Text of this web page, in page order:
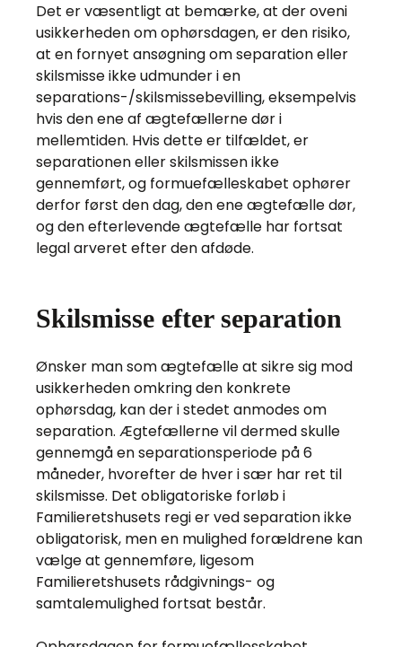
Det er væsentligt at bemærke, at der oveni
usikkerheden om ophørsdagen, er den risiko,
at en fornyet ansøgning om separation eller
skilsmisse ikke udmunder i en
separations-/skilsmissebevilling, eksempelvis
hvis den ene af ægtefællerne dør i
mellemtiden. Hvis dette er tilfældet, er
separationen eller skilsmissen ikke
gennemført, og formuefælleskabet ophører
derfor først den dag, den ene ægtefælle dør,
og den efterlevende ægtefælle har fortsat
legal arveret efter den afdøde.
Skilsmisse efter separation
Ønsker man som ægtefælle at sikre sig mod
usikkerheden omkring den konkrete
ophørsdag, kan der i stedet anmodes om
separation. Ægtefællerne vil dermed skulle
gennemgå en separationsperiode på 6
måneder, hvorefter de hver i sær har ret til
skilsmisse. Det obligatoriske forløb i
Familieretshusets regi er ved separation ikke
obligatorisk, men en mulighed forældrene kan
vælge at gennemføre, ligesom
Familieretshusets rådgivnings- og
samtalemulighed fortsat består.